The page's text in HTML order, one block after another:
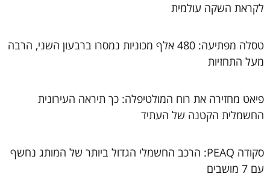
לקראת השקה עולמית
טסלה מפתיעה: 480 אלף מכוניות נמסרו ברבעון השני, הרבה
מעל התחזיות
פיאט מחזירה את רוח המולטיפלה: כך תיראה העירונית
החשמלית הקטנה של העתיד
סקודה PEAQ: הרכב החשמלי הגדול ביותר של המותג נחשף
עם 7 מושבים